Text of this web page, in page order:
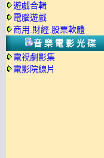
遊戲合輯
電腦遊戲
商用.財經.股票軟體
音樂電影光碟
電視劇影集
電影院線片